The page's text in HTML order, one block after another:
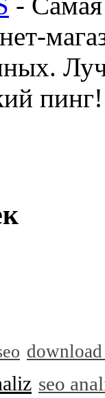
пинг!
download
seo